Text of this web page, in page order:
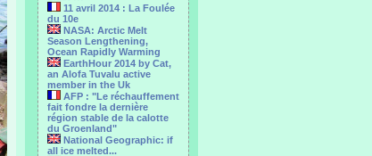
11 avril 2014 : La Foulée
du 10e
NASA: Arctic Melt
Season Lengthening,
Ocean Rapidly Warming
EarthHour 2014 by Cat,
an Alofa Tuvalu active
member in the Uk
AFP : "Le réchauffement
fait fondre la dernière
région stable de la calotte
du Groenland"
National Geographic: if
all ice melted...